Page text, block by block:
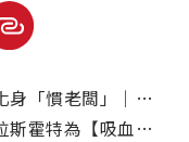
｜本周電視首播推薦
鬼特助】吞下100隻蟋蟀